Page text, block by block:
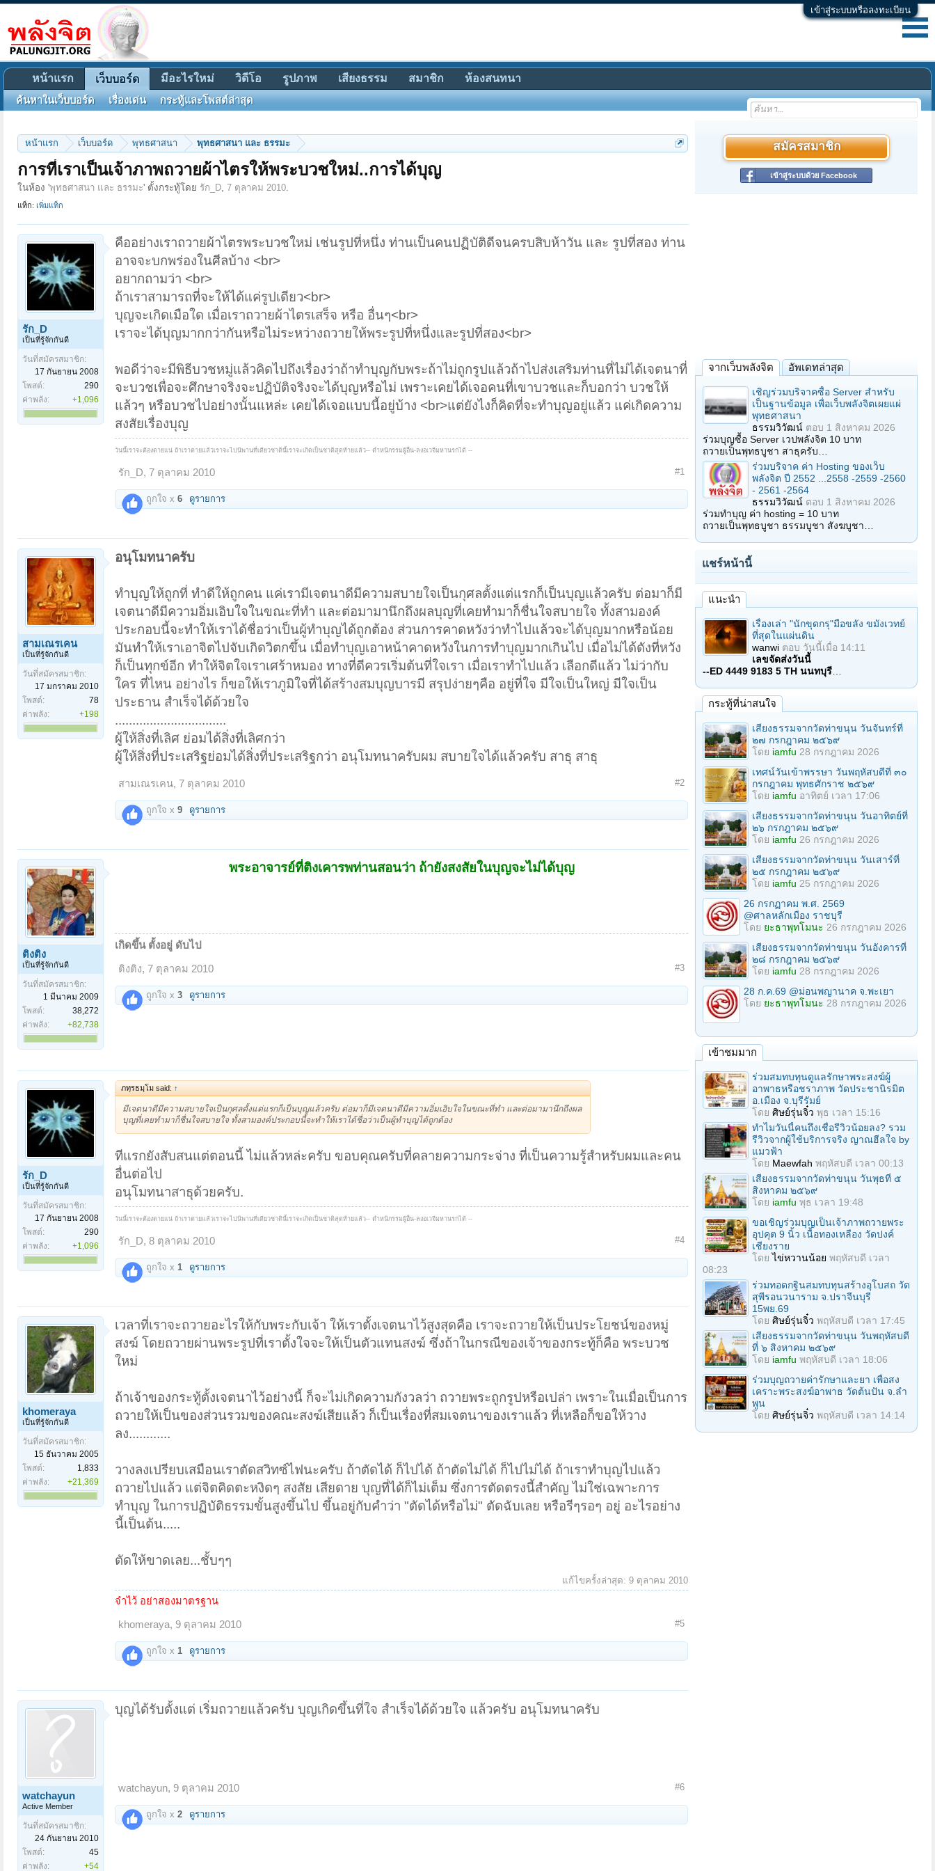
เข้าสู่ระบบหรือลงทะเบียน
หน้าแรก เว็บบอร์ด พุทธศาสนา พุทธศาสนา และ ธรรมะ
การที่เราเป็นเจ้าภาพถวายผ้าไตรให้พระบวชใหม่..การได้บุญ
ในห้อง 'พุทธศาสนา และ ธรรมะ' ตั้งกระทู้โดย รัก_D, 7 ตุลาคม 2010.
แท็ก: เพิ่มแท็ก
รัก_D
เป็นที่รู้จักกันดี
วันที่สมัครสมาชิก:
17 กันยายน 2008
โพสต์:
290
ค่าพลัง:
+1,096
คืออย่างเราถวายผ้าไตรพระบวชใหม่ เช่นรูปที่หนึ่ง ท่านเป็นคนปฏิบัติดีจนครบสิบห้าวัน และ รูปที่สอง ท่าน
อาจจะบกพร่องในศีลบ้าง <br>
อยากถามว่า <br>
ถ้าเราสามารถที่จะให้ได้แค่รูปเดียว<br>
บุญจะเกิดเมือใด เมื่อเราถวายผ้าไตรเสร็จ หรือ อื่นๆ<br>
เราจะได้บุญมากกว่ากันหรือไม่ระหว่างถวายให้พระรูปที่หนึ่งและรูปที่สอง<br>
พอดีว่าจะมีพิธีบวชหมู่แล้วคิดไปถึงเรื่องว่าถ้าทำบุญกับพระถ้าไม่ถูกรูปแล้วถ้าไปส่งเสริมท่านที่ไม่ได้เจตนาที่
จะบวชเพื่อจะศึกษาจริงจะปฏิบัติจริงจะได้บุญหรือไม่ เพราะเคยได้เจอคนที่เขาบวชและก็บอกว่า บวชให้
แล้วๆ หรือบวชไปอย่างนั้นแหล่ะ เคยได้เจอแบบนี้อยู่บ้าง <br>แต่ยังไงก็คิดที่จะทำบุญอยู่แล้ว แค่เกิดความ
สงสัยเรื่องบุญ
วันนี้เราจะต้องตายแน่ ถ้าเราตายแล้วเราจะไปนิพานที่เดียวชาตินี้เราจะเกิดเป็นชาติสุดท้ายแล้ว-- ตำหนิกรรมผู้อื่น-ลงอเวจีมหานรกได้ --
รัก_D, 7 ตุลาคม 2010 #1
ถูกใจ x 6 ดูรายการ
สามเณรเคน
เป็นที่รู้จักกันดี
วันที่สมัครสมาชิก:
17 มกราคม 2010
โพสต์:
78
ค่าพลัง:
+198
อนุโมทนาครับ
ทำบุญให้ถูกที่ ทำดีให้ถูกคน แค่เรามีเจตนาดีมีความสบายใจเป็นกุศลตั้งแต่แรกก็เป็นบุญแล้วครับ ต่อมาก็มี
เจตนาดีมีความอิ่มเอิบใจในขณะที่ทำ และต่อมามานึกถึงผลบุญที่เคยทำมาก็ชื่นใจสบายใจ ทั้งสามองค์
ประกอบนี้จะทำให้เราได้ชื่อว่าเป็นผู้ทำบุญได้ถูกต้อง ส่วนการคาดหวังว่าทำไปแล้วจะได้บุญมากหรือน้อย
มันทำให้เราเอาจิตไปจับเกิดวิตกขึ้น เมื่อทำบุญเอาหน้าคาดหวังในการทำบุญมากเกินไป เมื่อไม่ได้ดังที่หวัง
ก็เป็นทุกข์อีก ทำให้จิตใจเราเศร้าหมอง ทางที่ดีควรเริ่มต้นที่ใจเรา เมื่อเราทำไปแล้ว เลือกดีแล้ว ไม่ว่ากับ
ใคร ที่ไหน อย่างไร ก็ขอให้เราภูมิใจที่ได้สร้างสมบุญบารมี สรุปง่ายๆคือ อยู่ที่ใจ มีใจเป็นใหญ่ มีใจเป็น
ประธาน สำเร็จได้ด้วยใจ
................................
ผู้ให้สิ่งที่เลิศ ย่อมได้สิ่งที่เลิศกว่า
ผู้ให้สิ่งที่ประเสริฐย่อมได้สิ่งที่ประเสริฐกว่า อนุโมทนาครับผม สบายใจได้แล้วครับ สาธุ สาธุ
สามเณรเคน, 7 ตุลาคม 2010 #2
ถูกใจ x 9 ดูรายการ
ติงติง
เป็นที่รู้จักกันดี
วันที่สมัครสมาชิก:
1 มีนาคม 2009
โพสต์:
38,272
ค่าพลัง:
+82,738
พระอาจารย์ที่ติงเคารพท่านสอนว่า ถ้ายังสงสัยในบุญจะไม่ได้บุญ
เกิดขึ้น ตั้งอยู่ ดับไป
ติงติง, 7 ตุลาคม 2010 #3
ถูกใจ x 3 ดูรายการ
รัก_D
เป็นที่รู้จักกันดี
วันที่สมัครสมาชิก:
17 กันยายน 2008
โพสต์:
290
ค่าพลัง:
+1,096
ภทฺรธมฺโม said: ↑
มีเจตนาดีมีความสบายใจเป็นกุศลตั้งแต่แรกก็เป็นบุญแล้วครับ ต่อมาก็มีเจตนาดีมีความอิ่มเอิบใจในขณะที่ทำ และต่อมามานึกถึงผล
บุญที่เคยทำมาก็ชื่นใจสบายใจ ทั้งสามองค์ประกอบนี้จะทำให้เราได้ชื่อว่าเป็นผู้ทำบุญได้ถูกต้อง
ทีแรกยังสับสนแต่ตอนนี้ ไม่แล้วหล่ะครับ ขอบคุณครับที่คลายความกระจ่าง ที่เป็นความรู้สำหรับผมและคน
อื่นต่อไป
อนุโมทนาสาธุด้วยครับ.
วันนี้เราจะต้องตายแน่ ถ้าเราตายแล้วเราจะไปนิพานที่เดียวชาตินี้เราจะเกิดเป็นชาติสุดท้ายแล้ว-- ตำหนิกรรมผู้อื่น-ลงอเวจีมหานรกได้ --
รัก_D, 8 ตุลาคม 2010 #4
ถูกใจ x 1 ดูรายการ
khomeraya
เป็นที่รู้จักกันดี
วันที่สมัครสมาชิก:
15 ธันวาคม 2005
โพสต์:
1,833
ค่าพลัง:
+21,369
เวลาที่เราจะถวายอะไรให้กับพระกับเจ้า ให้เราตั้งเจตนาไว้สูงสุดคือ เราจะถวายให้เป็นประโยชน์ของหมู่
สงฆ์ โดยถวายผ่านพระรูปที่เราตั้งใจจะให้เป็นตัวแทนสงฆ์ ซึ่งถ้าในกรณีของเจ้าของกระทู้ก็คือ พระบวช
ใหม่
ถ้าเจ้าของกระทู้ตั้งเจตนาไว้อย่างนี้ ก็จะไม่เกิดความกังวลว่า ถวายพระถูกรูปหรือเปล่า เพราะในเมื่อเป็นการ
ถวายให้เป็นของส่วนรวมของคณะสงฆ์เสียแล้ว ก็เป็นเรื่องที่สมเจตนาของเราแล้ว ที่เหลือก็ขอให้วาง
ลง............
วางลงเปรียบเสมือนเราตัดสวิทซ์ไฟนะครับ ถ้าตัดได้ ก็ไปได้ ถ้าตัดไม่ได้ ก็ไปไม่ได้ ถ้าเราทำบุญไปแล้ว
ถวายไปแล้ว แต่จิตคิดตะหงิดๆ สงสัย เสียดาย บุญที่ได้ก็ไม่เต็ม ซึ่งการตัดตรงนี้สำคัญ ไม่ใช่เฉพาะการ
ทำบุญ ในการปฏิบัติธรรมขั้นสูงขึ้นไป ขึ้นอยู่กับคำว่า "ตัดได้หรือไม่" ตัดฉับเลย หรือรีๆรอๆ อยู่ อะไรอย่าง
นี้เป็นต้น.....
ตัดให้ขาดเลย...ชั้บๆๆ
แก้ไขครั้งล่าสุด: 9 ตุลาคม 2010
จำไว้ อย่าสองมาตรฐาน
khomeraya, 9 ตุลาคม 2010 #5
ถูกใจ x 1 ดูรายการ
watchayun
Active Member
วันที่สมัครสมาชิก:
24 กันยายน 2010
โพสต์:
45
ค่าพลัง:
+54
บุญได้รับตั้งแต่ เริ่มถวายแล้วครับ บุญเกิดขึ้นที่ใจ สำเร็จได้ด้วยใจ แล้วครับ อนุโมทนาครับ
watchayun, 9 ตุลาคม 2010 #6
ถูกใจ x 2 ดูรายการ
สมัครสมาชิก
เข้าสู่ระบบด้วย Facebook
จากเว็บพลังจิต อัพเดทล่าสุด
เชิญร่วมบริจาคซื้อ Server สำหรับ
เป็นฐานข้อมูล เพื่อเว็บพลังจิตเผยแผ่
พุทธศาสนา
ธรรมวิวัฒน์ ตอบ 1 สิงหาคม 2026
ร่วมบุญซื้อ Server เวปพลังจิต 10 บาท
ถวายเป็นพุทธบูชา สาธุครับ…
ร่วมบริจาค ค่า Hosting ของเว็บ
พลังจิต ปี 2552 ...2558 -2559 -2560
- 2561 -2564
ธรรมวิวัฒน์ ตอบ 1 สิงหาคม 2026
ร่วมทำบุญ ค่า hosting = 10 บาท
ถวายเป็นพุทธบูชา ธรรมบูชา สังฆบูชา…
แชร์หน้านี้
แนะนำ
เรื่องเล่า "นักขุดกรุ"มือขลัง ขมังเวทย์
ที่สุดในแผ่นดิน
wanwi ตอบ วันนี้เมื่อ 14:11
เลขจัดส่งวันนี้
--ED 4449 9183 5 TH นนทบุรี
กระทู้ที่น่าสนใจ
เสียงธรรมจากวัดท่าขนุน วันจันทร์ที่
๒๗ กรกฎาคม ๒๕๖๙
โดย iamfu 28 กรกฎาคม 2026
เทศน์วันเข้าพรรษา วันพฤหัสบดีที่ ๓๐
กรกฎาคม พุทธศักราช ๒๕๖๙
โดย iamfu อาทิตย์ เวลา 17:06
เสียงธรรมจากวัดท่าขนุน วันอาทิตย์ที่
๒๖ กรกฎาคม ๒๕๖๙
โดย iamfu 26 กรกฎาคม 2026
เสียงธรรมจากวัดท่าขนุน วันเสาร์ที่
๒๕ กรกฎาคม ๒๕๖๙
โดย iamfu 25 กรกฎาคม 2026
26 กรกฏาคม พ.ศ. 2569
@ศาลหลักเมือง ราชบุรี
โดย ยะธาพุทโมนะ 26 กรกฎาคม 2026
เสียงธรรมจากวัดท่าขนุน วันอังคารที่
๒๘ กรกฎาคม ๒๕๖๙
โดย iamfu 28 กรกฎาคม 2026
28 ก.ค.69 @ม่อนพญานาค จ.พะเยา
โดย ยะธาพุทโมนะ 28 กรกฎาคม 2026
เข้าชมมาก
ร่วมสมทบทุนดูแลรักษาพระสงฆ์ผู้
อาพาธหรือชราภาพ วัดประชานิรมิต
อ.เมือง จ.บุรีรัมย์
โดย ศิษย์รุ่นจิ๋ว พุธ เวลา 15:16
ทำไมวันนี้คนถึงเชื่อรีวิวน้อยลง? รวม
รีวิวจากผู้ใช้บริการจริง ญาณฮีลใจ by
แมวฟ้า
โดย Maewfah พฤหัสบดี เวลา 00:13
เสียงธรรมจากวัดท่าขนุน วันพุธที่ ๕
สิงหาคม ๒๕๖๙
โดย iamfu พุธ เวลา 19:48
ขอเชิญร่วมบุญเป็นเจ้าภาพถวายพระ
อุปคุต 9 นิ้ว เนื้อทองเหลือง วัดปงค์
เชียงราย
โดยไข่หวานน้อย พฤหัสบดี เวลา
08:23
ร่วมทอดกฐินสมทบทุนสร้างอุโบสถ วัด
สุพีรอนวนาราม จ.ปราจีนบุรี
15พย.69
โดย ศิษย์รุ่นจิ๋ว พฤหัสบดี เวลา 17:45
เสียงธรรมจากวัดท่าขนุน วันพฤหัสบดี
ที่ ๖ สิงหาคม ๒๕๖๙
โดย iamfu พฤหัสบดี เวลา 18:06
ร่วมบุญถวายค่ารักษาและยา เพื่อสง
เคราะพระสงฆ์อาพาธ วัดต้นปัน จ.ลํา
พูน
โดย ศิษย์รุ่นจิ๋ว พฤหัสบดี เวลา 14:14
หน้าแรก เว็บบอร์ด
ค้นหาในเว็บบอร์ด เรื่องเด่น กระทู้และโพสต์ล่าสุด
มีอะไรใหม่ วิดีโอ รูปภาพ เสียงธรรม สมาชิก ห้องสนทนา